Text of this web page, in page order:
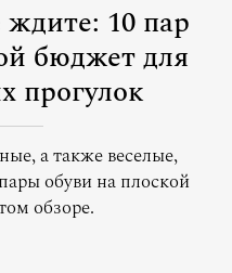
10 пар
бюджет для
прогулок
а также веселые,
обуви на плоской
обзоре.